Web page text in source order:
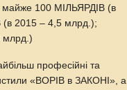
майже 100 МІЛЬЯРДІВ (в
2015 – 4,5 млрд.);
млрд.)
професійні та
«ВОРІВ в ЗАКОНІ», а